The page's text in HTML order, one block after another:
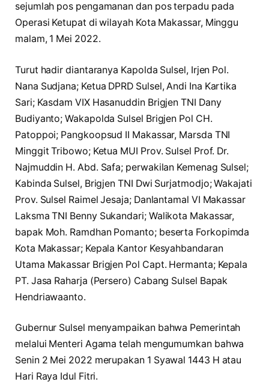
sejumlah pos pengamanan dan pos terpadu pada
Operasi Ketupat di wilayah Kota Makassar, Minggu
malam, 1 Mei 2022.
Turut hadir diantaranya Kapolda Sulsel, Irjen Pol.
Nana Sudjana; Ketua DPRD Sulsel, Andi Ina Kartika
Sari; Kasdam VIX Hasanuddin Brigjen TNI Dany
Budiyanto; Wakapolda Sulsel Brigjen Pol CH.
Patoppoi; Pangkoopsud II Makassar, Marsda TNI
Minggit Tribowo; Ketua MUI Prov. Sulsel Prof. Dr.
Najmuddin H. Abd. Safa; perwakilan Kemenag Sulsel;
Kabinda Sulsel, Brigjen TNI Dwi Surjatmodjo; Wakajati
Prov. Sulsel Raimel Jesaja; Danlantamal VI Makassar
Laksma TNI Benny Sukandari; Walikota Makassar,
bapak Moh. Ramdhan Pomanto; beserta Forkopimda
Kota Makassar; Kepala Kantor Kesyahbandaran
Utama Makassar Brigjen Pol Capt. Hermanta; Kepala
PT. Jasa Raharja (Persero) Cabang Sulsel Bapak
Hendriawaanto.
Gubernur Sulsel menyampaikan bahwa Pemerintah
melalui Menteri Agama telah mengumumkan bahwa
Senin 2 Mei 2022 merupakan 1 Syawal 1443 H atau
Hari Raya Idul Fitri.